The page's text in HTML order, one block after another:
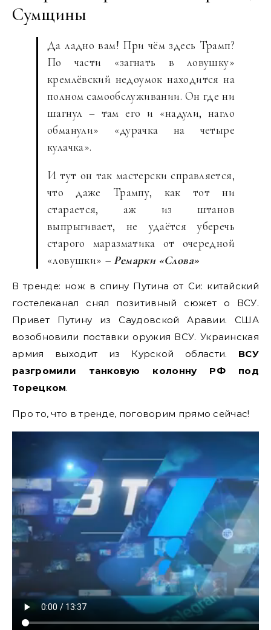
Сумщины
Да ладно вам! При чём здесь Трамп?
По части «загнать в ловушку»
кремлёвский недоумок находится на
полном самообслуживании. Он где ни
шагнул – там его и «надули, нагло
обманули» «дурачка на четыре
кулачка».
И тут он так мастерски справляется,
что даже Трампу, как тот ни
старается, аж из штанов
выпрыгивает, не удаётся уберечь
старого маразматика от очередной
«ловушки» – Ремарки «Слова»
В тренде: нож в спину Путина от Си: китайский
гостелеканал снял позитивный сюжет о ВСУ.
Привет Путину из Саудовской Аравии. США
возобновили поставки оружия ВСУ. Украинская
армия выходит из Курской области. ВСУ
разгромили танковую колонну РФ под
Торецком.
Про то, что в тренде, поговорим прямо сейчас!